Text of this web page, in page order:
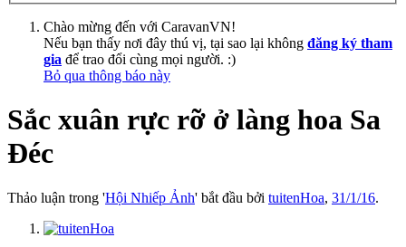
Chào mừng đến với CaravanVN!
Nếu bạn thấy nơi đây thú vị, tại sao lại không đăng ký tham
gia để trao đổi cùng mọi người. :)
Bỏ qua thông báo này
Sắc xuân rực rỡ ở làng hoa Sa
Đéc
Thảo luận trong 'Hội Nhiếp Ảnh' bắt đầu bởi tuitenHoa, 31/1/16.